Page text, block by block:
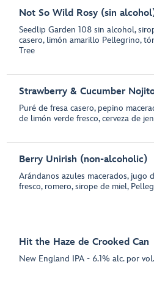
Not So Wild Rosy (sin
Seedlip Garden 108 sin alcohol,
casero, limón amarillo Pellegrino,
Tree
Strawberry & Cucumber
Puré de fresa casero, pepino
de limón verde fresco, cerveza de
Berry Unirish (non-alcoholic)
Arándanos azules macerados, jugo
fresco, romero, sirope de miel,
Hit the Haze de Crooked Can
New England IPA - 6.1% alc. por